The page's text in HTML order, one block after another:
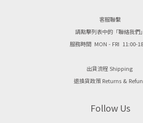
客服聯繫
請點擊列表中的「聯絡我們」
服務時間 MON - FRI 11:00-
出貨流程 Shipping
退換貨政策 Returns &
Follow Us